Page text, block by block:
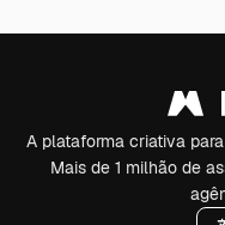
A plataforma criativa
Mais de 1 milhão de